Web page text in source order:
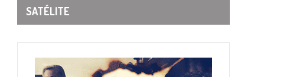
SATÉLITE